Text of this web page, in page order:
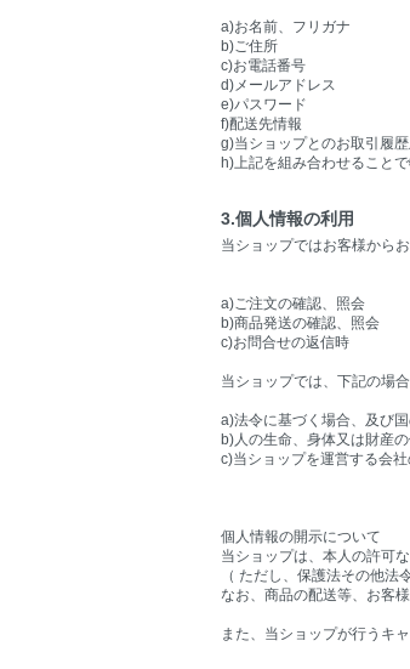
a)お名前、フリガナ
b)ご住所
c)お電話番号
d)メールアドレス
e)パスワード
f)配送先情報
g)当ショップとのお取引履
h)上記を組み合わせること
3.個人情報の利用
当ショップではお客様から
a)ご注文の確認、照会
b)商品発送の確認、照会
c)お問合せの返信時
当ショップでは、下記の場
a)法令に基づく場合、及び
b)人の生命、身体又は財産
c)当ショップを運営する会
個人情報の開示について
当ショップは、本人の許可
（ ただし、保護法その他法
なお、商品の配送等、お客
また、当ショップが行うキ